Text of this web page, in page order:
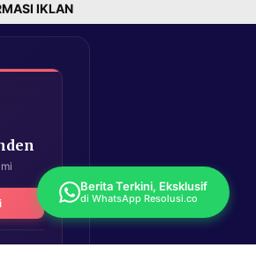
IKLAN
Berita Terkini, Eksklusif
di WhatsApp Resolusi.co